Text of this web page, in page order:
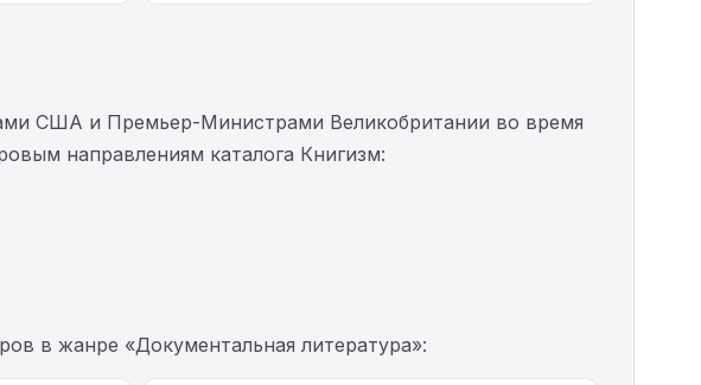
США и Премьер-Министрами Великобритании во время
направлениям каталога Книгизм:
в жанре «Документальная литература»: